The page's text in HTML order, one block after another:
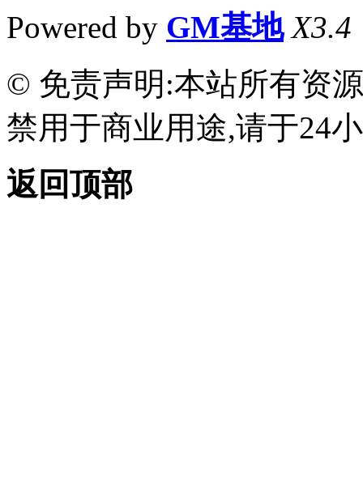
Powered by GM基地 X3.4
© 免责声明:本站所有资
禁用于商业用途,请于24
返回顶部